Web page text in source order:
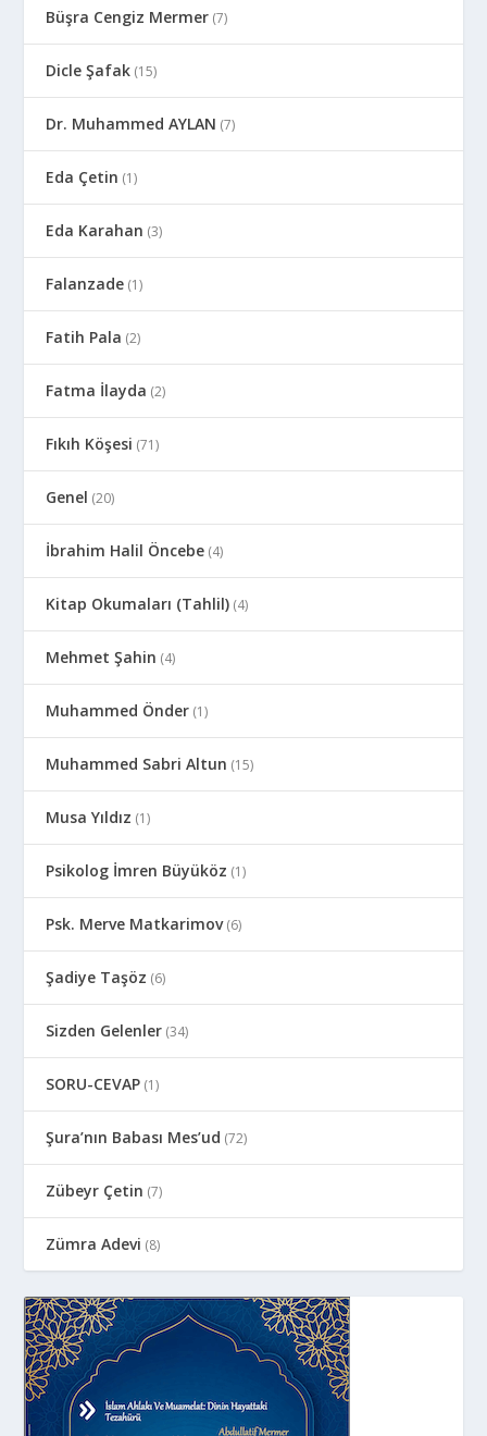
Büşra Cengiz Mermer (7)
Dicle Şafak (15)
Dr. Muhammed AYLAN (7)
Eda Çetin (1)
Eda Karahan (3)
Falanzade (1)
Fatih Pala (2)
Fatma İlayda (2)
Fıkıh Köşesi (71)
Genel (20)
İbrahim Halil Öncebe (4)
Kitap Okumaları (Tahlil) (4)
Mehmet Şahin (4)
Muhammed Önder (1)
Muhammed Sabri Altun (15)
Musa Yıldız (1)
Psikolog İmren Büyüköz (1)
Psk. Merve Matkarimov(6)
Şadiye Taşöz (6)
Sizden Gelenler (34)
SORU-CEVAP (1)
Şura’nın Babası Mes’ud (72)
Zübeyr Çetin (7)
Zümra Adevi (8)